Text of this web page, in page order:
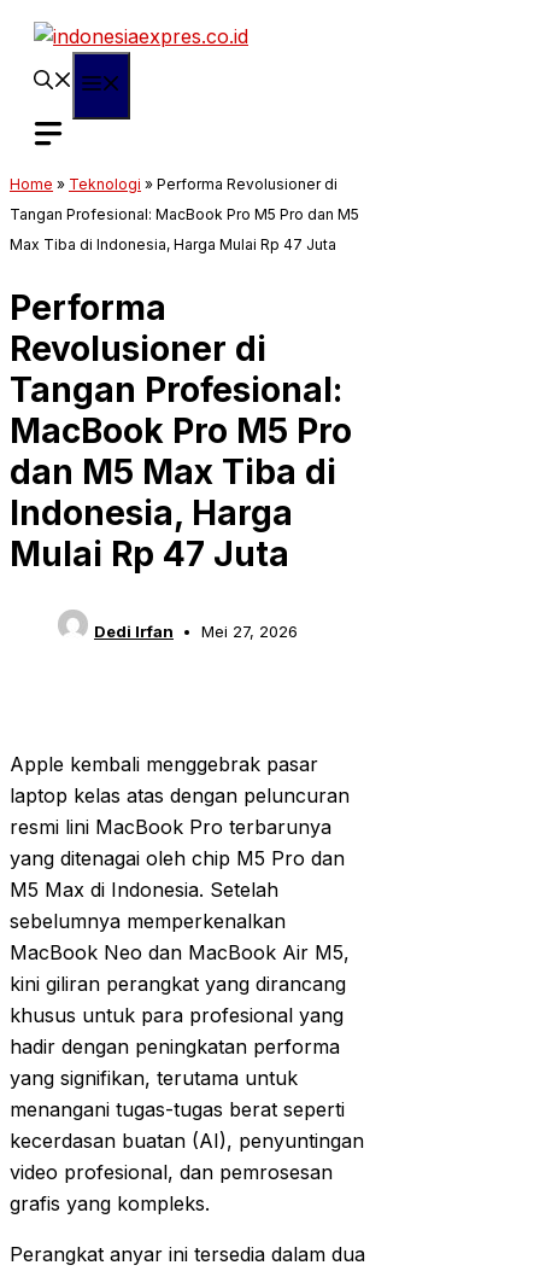
Langsung
Home » Teknologi » Performa Revolusioner di
Tangan Profesional: MacBook Pro M5 Pro dan M5
Max Tiba di Indonesia, Harga Mulai Rp 47 Juta
Performa
Revolusioner di
Tangan Profesional:
MacBook Pro M5 Pro
dan M5 Max Tiba di
Indonesia, Harga
Mulai Rp 47 Juta
Dedi Irfan Mei 27, 2026
Apple kembali menggebrak pasar
laptop kelas atas dengan peluncuran
resmi lini MacBook Pro terbarunya
yang ditenagai oleh chip M5 Pro dan
M5 Max di Indonesia. Setelah
sebelumnya memperkenalkan
MacBook Neo dan MacBook Air M5,
kini giliran perangkat yang dirancang
khusus untuk para profesional yang
hadir dengan peningkatan performa
yang signifikan, terutama untuk
menangani tugas-tugas berat seperti
kecerdasan buatan (AI), penyuntingan
video profesional, dan pemrosesan
grafis yang kompleks.
Perangkat anyar ini tersedia dalam dua